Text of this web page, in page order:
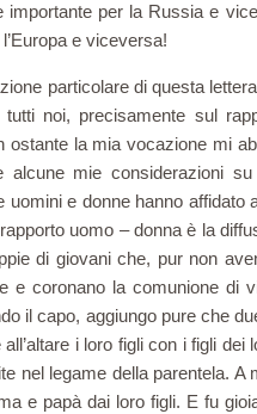
importante per la Russia e
e viceversa!
particolare di questa
tutti noi, precisamente sul
ostante la mia vocazione mi
alcune mie considerazioni
uomini e donne hanno
uomo – donna è la
di giovani che, pur non
e coronano la comunione di
il capo, aggiungo pure che
i loro figli con i figli
nel legame della parentela.
e papà dai loro figli. E fu